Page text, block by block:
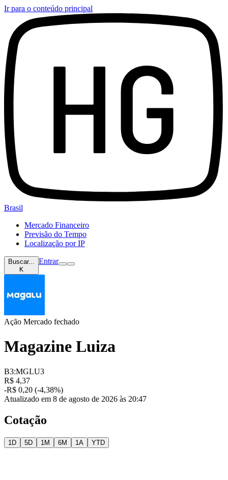
Ir para o conteúdo principal
Brasil
Mercado Financeiro
Previsão do Tempo
Localização por IP
Buscar...
K
Entrar
Ação Mercado fechado
Magazine Luiza
B3:MGLU3
R$ 4,37
-R$ 0,20 (-4,38%)
Atualizado em 8 de agosto de 2026 às 20:47
Cotação
1D 5D 1M 6M 1A YTD